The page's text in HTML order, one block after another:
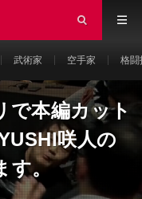
武術家 空手家 格闘
で本編カット
咲人の
す。